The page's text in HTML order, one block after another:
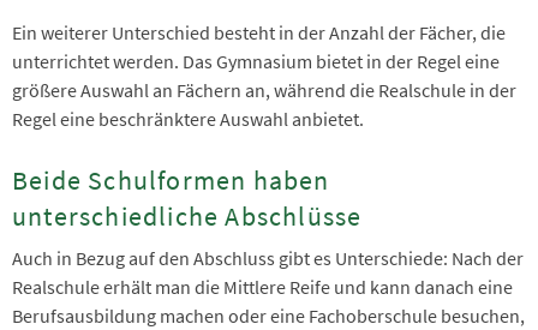
Ein weiterer Unterschied besteht in der Anzahl der Fächer, die
unterrichtet werden. Das Gymnasium bietet in der Regel eine
größere Auswahl an Fächern an, während die Realschule in der
Regel eine beschränktere Auswahl anbietet.
Beide Schulformen haben
unterschiedliche Abschlüsse
Auch in Bezug auf den Abschluss gibt es Unterschiede: Nach der
Realschule erhält man die Mittlere Reife und kann danach eine
Berufsausbildung machen oder eine Fachoberschule besuchen,